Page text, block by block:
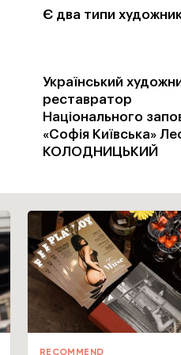
Є два типи
Український
реставратор
Національного
«Софія Київська»
КОЛОДНИЦЬКИЙ
RECOMMEND